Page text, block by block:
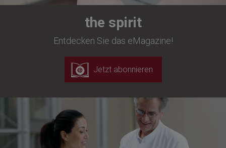
the spirit
Entdecken Sie das eMagazine!
Jetzt abonnieren